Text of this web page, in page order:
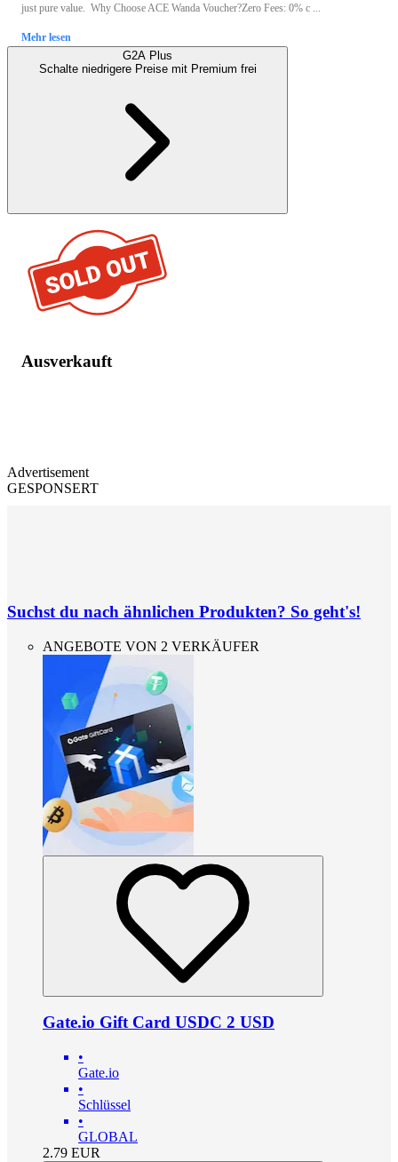
just pure value. Why Choose ACE Wanda Voucher?Zero Fees: 0% c ...
Mehr lesen
G2A Plus
Schalte niedrigere Preise mit Premium frei
Ausverkauft
Advertisement
GESPONSERT
Suchst du nach ähnlichen Produkten? So geht's!
ANGEBOTE VON 2 VERKÄUFER
Gate.io Gift Card USDC 2 USD
•
Gate.io
•
Schlüssel
•
GLOBAL
2.79 EUR